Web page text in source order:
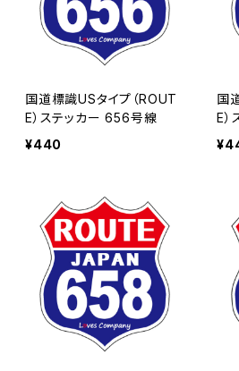
国道標識USタイプ（ROUT
E）ステッカー 656号線
¥440
国
E